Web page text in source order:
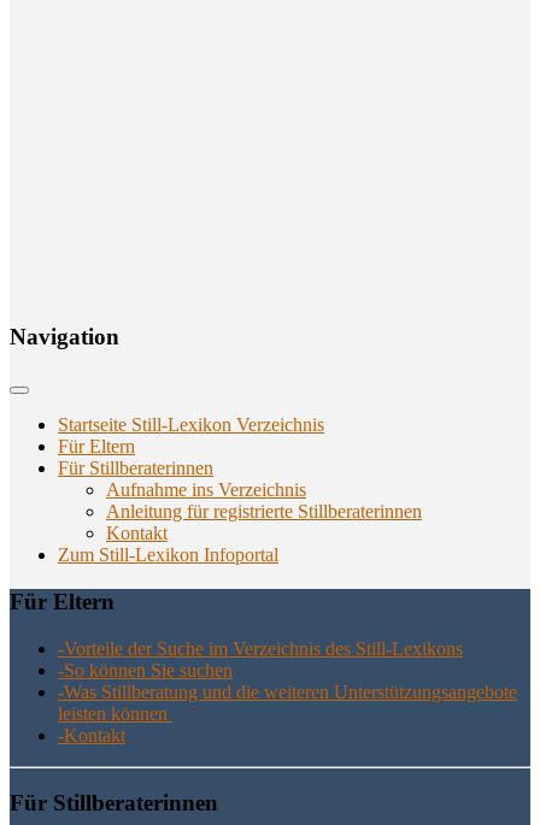
Navi­ga­ti­on
Startseite Still-Lexikon Verzeichnis
Für Eltern
Für Stillberaterinnen
Aufnahme ins Verzeichnis
Anlei­tung für regis­trier­te Stillberaterinnen
Kon­takt
Zum Still-Lexikon Infoportal
Für Eltern
-Vor­tei­le der Suche im Ver­zeich­nis des Still-Lexikons
-So kön­nen Sie suchen
-Was Still­be­ra­tung und die wei­te­ren Unter­stüt­zungs­an­ge­bo­te
leis­ten können
-Kon­takt
Für Still­be­ra­te­rin­nen